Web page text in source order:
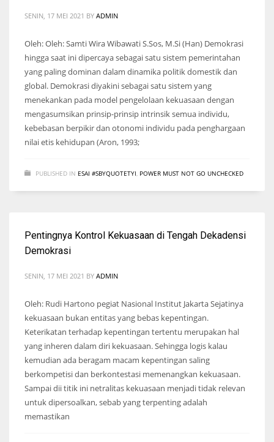
SENIN, 17 MEI 2021 BY ADMIN
Oleh: Oleh: Samti Wira Wibawati S.Sos, M.Si (Han) Demokrasi
hingga saat ini dipercaya sebagai satu sistem pemerintahan
yang paling dominan dalam dinamika politik domestik dan
global. Demokrasi diyakini sebagai satu sistem yang
menekankan pada model pengelolaan kekuasaan dengan
mengasumsikan prinsip-prinsip intrinsik semua individu,
kebebasan berpikir dan otonomi individu pada penghargaan
nilai etis kehidupan (Aron, 1993;
PUBLISHED IN ESAI #SBYQUOTETYI POWER MUST NOT GO UNCHECKED
Pentingnya Kontrol Kekuasaan di Tengah Dekadensi
Demokrasi
SENIN, 17 MEI 2021 BY ADMIN
Oleh: Rudi Hartono pegiat Nasional Institut Jakarta Sejatinya
kekuasaan bukan entitas yang bebas kepentingan.
Keterikatan terhadap kepentingan tertentu merupakan hal
yang inheren dalam diri kekuasaan. Sehingga logis kalau
kemudian ada beragam macam kepentingan saling
berkompetisi dan berkontestasi memenangkan kekuasaan.
Sampai dii titik ini netralitas kekuasaan menjadi tidak relevan
untuk dipersoalkan, sebab yang terpenting adalah
memastikan